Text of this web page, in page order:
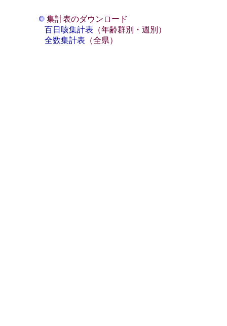
集計表のダウンロード
百日咳集計表 （年齢群別・週別）
全数集計表 （全県）